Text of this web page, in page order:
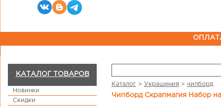
КАТАЛОГ ТОВАРОВ
Новинки
Скидки
Каталог > Украшения > чипборд
Чипборд Скрапмагия Набор